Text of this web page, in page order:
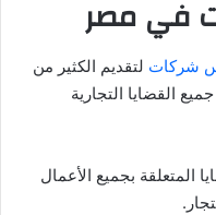
في مصر
شركات لتقديم الكثير من
القضايا التجارية
المتعلقة بجميع الأعمال